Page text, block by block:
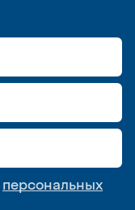
персональных